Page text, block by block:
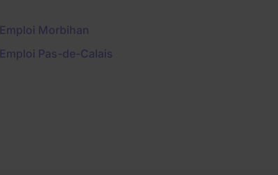
Emploi Morbihan
Emploi Pas-de-Calais